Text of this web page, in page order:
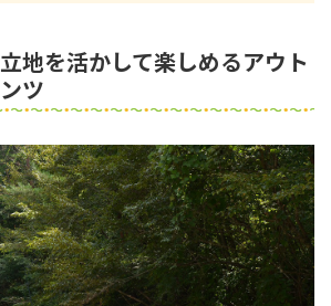
地を活かして楽しめるアウト
ツ